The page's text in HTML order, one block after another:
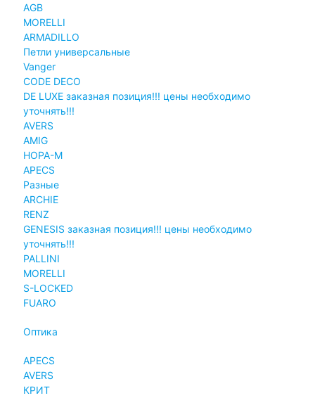
AGB
MORELLI
ARMADILLO
Петли универсальные
Vanger
CODE DECO
DE LUXE заказная позиция!!! цены необходимо
уточнять!!!
AVERS
AMIG
НОРА-М
APECS
Разные
ARCHIE
RENZ
GENESIS заказная позиция!!! цены необходимо
уточнять!!!
PALLINI
MORELLI
S-LOCKED
FUARO
Оптика
APECS
AVERS
КРИТ